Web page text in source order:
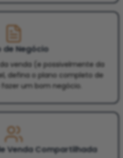
de Negócio
venda (e possivelmente da
defina o plano completo de
um bom negócio.
Venda Compartilhada